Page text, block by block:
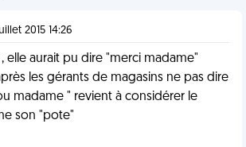
2015 14:26
elle aurait pu dire "merci madame"
les gérants de magasins ne pas dire
madame " revient à considérer le
son "pote"